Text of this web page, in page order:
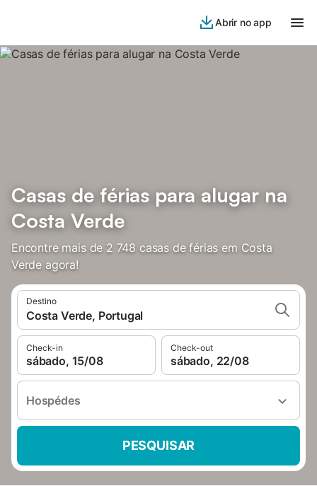
Abrir no app
Casas de férias para alugar na
Costa Verde
Encontre mais de 2 748 casas de férias em Costa
Verde agora!
Destino
Costa Verde, Portugal
Check-in
sábado, 15/08
Check-out
sábado, 22/08
Hospédes
PESQUISAR